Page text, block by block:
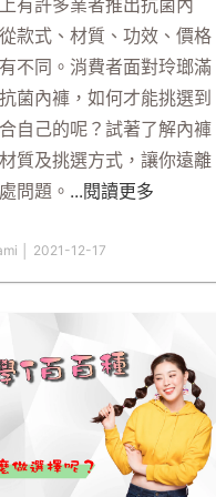
款式、材質、功效、價格
不同。消費者面對玲瑯滿
菌內褲，如何才能挑選到
自己的呢？試著了解內褲
質及挑選方式，讓你遠離
問題。 ...閱讀更多
│ 2021-12-17